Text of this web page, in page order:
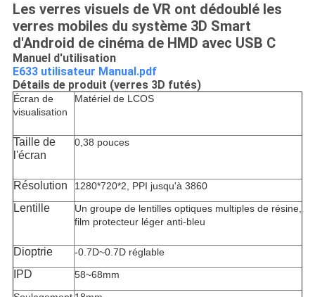
Les verres visuels de VR ont dédoublé les
verres mobiles du système 3D Smart
d'Android de cinéma de HMD avec USB C
Manuel d'utilisation
E633 utilisateur Manual.pdf
Détails de produit (verres 3D futés)
Écran de
visualisation
Matériel deLCOS
Taille de
l'écran
0,38 pouces
Résolution 1280*720*2, PPI jusqu'à 3860
Lentille
Un groupe de lentilles optiques multiples de résine,
film protecteur léger anti-bleu
Dioptrie -0.7D~0.7D réglable
IPD
58~68mm